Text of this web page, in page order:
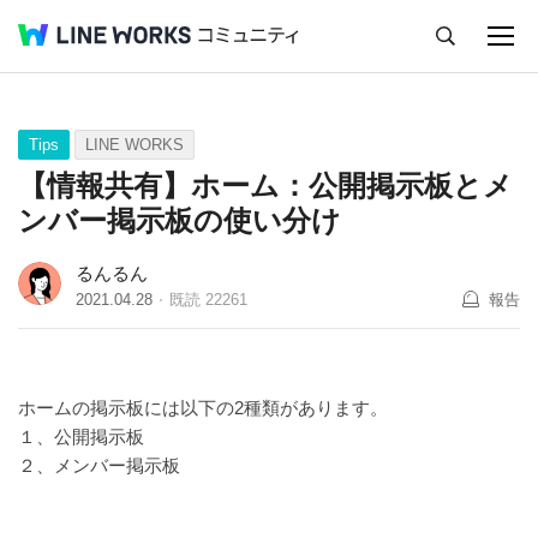
Q&A Tips Ideas
Tips LINE WORKS
【情報共有】ホーム：公開掲示板とメ
ンバー掲示板の使い分け
るんるん
2021.04.28 既読 22261 報告
ホームの掲示板には以下の2種類があります。
１、公開掲示板
２、メンバー掲示板